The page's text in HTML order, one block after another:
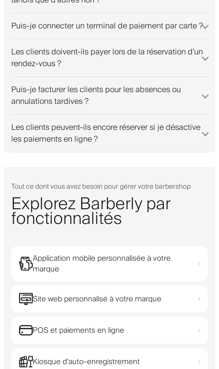
Puis-je connecter un terminal de paiement par carte ?
Les clients doivent-ils payer lors de la réservation d'un
rendez-vous ?
Puis-je facturer les clients pour les absences ou
annulations tardives ?
Les clients peuvent-ils encore réserver si je désactive
les paiements en ligne ?
Tout ce dont vous avez besoin pour gérer votre barbershop
Explorez Barberly par
fonctionnalités
Application mobile personnalisée à votre
marque
›
Site web personnalisé à votre marque ›
POS et paiements en ligne ›
Kiosque d'auto-enregistrement ›